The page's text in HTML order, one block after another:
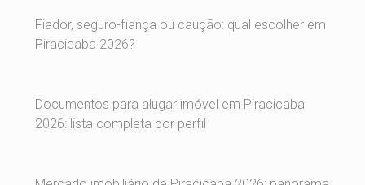
Fiador, seguro-fiança ou caução: qual escolher em
Piracicaba 2026?
Documentos para alugar imóvel em Piracicaba
2026: lista completa por perfil